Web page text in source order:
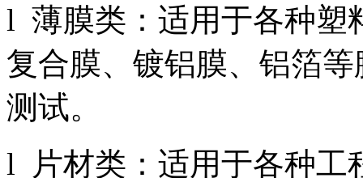
l 薄膜类：适用于各种塑
复合膜、镀铝膜、铝箔
测试。
l 片材类：适用于各种工